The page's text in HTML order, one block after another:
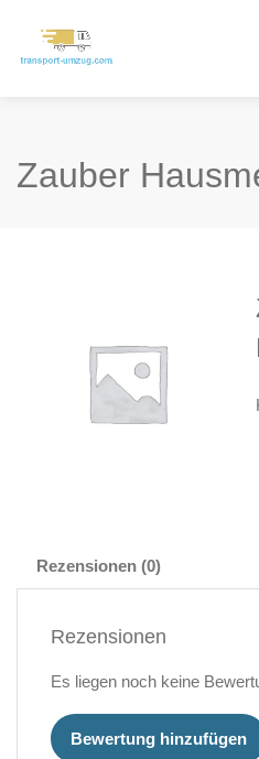
Zauber
Rezensionen (0)
Rezensionen
Es liegen noch keine
Bewertung hinzufügen